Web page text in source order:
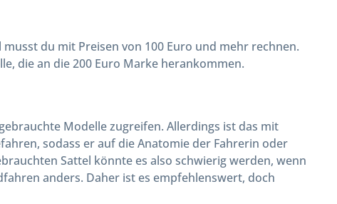
du mit Preisen von 100 Euro und mehr rechnen.
die an die 200 Euro Marke herankommen.
Modelle zugreifen. Allerdings ist das mit
sodass er auf die Anatomie der Fahrerin oder
Sattel könnte es also schwierig werden, wenn
anders. Daher ist es empfehlenswert, doch